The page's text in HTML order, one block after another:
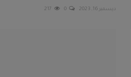
ديسمبر 16, 2023 0
217